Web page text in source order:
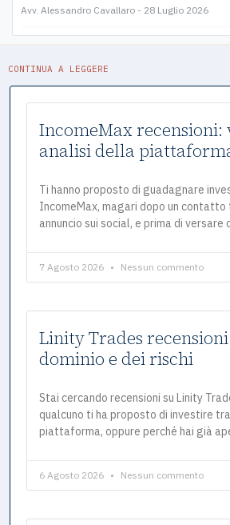
Avv. Alessandro Cavallaro 28 Luglio 2026
CONTINUA A LEGGERE
IncomeMax recensioni:
analisi della
Ti hanno proposto di guadagnare
IncomeMax, magari dopo un contatto
annuncio sui social, e prima di versare
7 Agosto 2026 Nessun commento
Linity Trades
dominio e dei rischi
Stai cercando recensioni su Linity
qualcuno ti ha proposto di investire
piattaforma, oppure perché hai già
6 Agosto 2026 Nessun commento